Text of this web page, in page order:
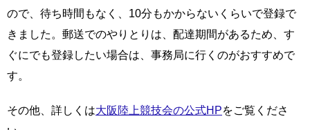
ので、待ち時間もなく、10分もかからないくらいで登録で
きました。郵送でのやりとりは、配達期間があるため、す
ぐにでも登録したい場合は、事務局に行くのがおすすめで
す。
その他、詳しくは大阪陸上競技会の公式HPをご覧くださ